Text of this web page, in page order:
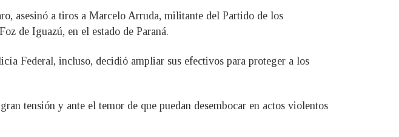
asesinó a tiros a Marcelo Arruda, militante del Partido de los
de Iguazú, en el estado de Paraná.
Federal, incluso, decidió ampliar sus efectivos para proteger a los
tensión y ante el temor de que puedan desembocar en actos violentos